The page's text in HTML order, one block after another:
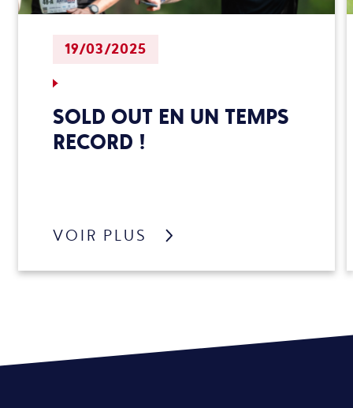
19/03/2025
SOLD OUT EN UN TEMPS
RECORD !
VOIR PLUS